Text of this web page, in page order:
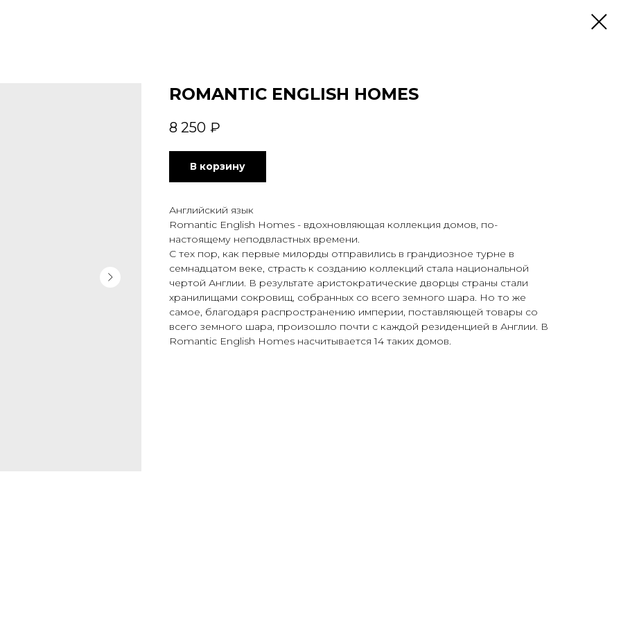
ROMANTIC ENGLISH HOMES
8 250 ₽
В корзину
Английский язык
Romantic English Homes - вдохновляющая коллекция домов, по-
настоящему неподвластных времени.
С тех пор, как первые милорды отправились в грандиозное турне в
семнадцатом веке, страсть к созданию коллекций стала национальной
чертой Англии. В результате аристократические дворцы страны стали
хранилищами сокровищ, собранных со всего земного шара. Но то же
самое, благодаря распространению империи, поставляющей товары со
всего земного шара, произошло почти с каждой резиденцией в Англии. В
Romantic English Homes насчитывается 14 таких домов.